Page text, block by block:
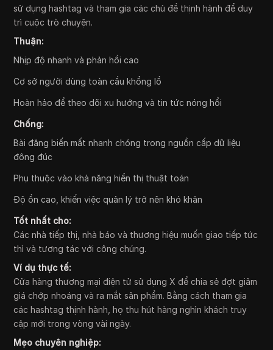
sử dụng hashtag và tham gia các chủ đề thịnh hành để duy
trì cuộc trò chuyện.
Thuận:
Nhịp độ nhanh và phản hồi cao
Cơ sở người dùng toàn cầu khổng lồ
Hoàn hảo để theo dõi xu hướng và tin tức nóng hổi
Chống:
Bài đăng biến mất nhanh chóng trong nguồn cấp dữ liệu
đông đúc
Phụ thuộc vào khả năng hiển thị thuật toán
Độ ồn cao, khiến việc quản lý trở nên khó khăn
Tốt nhất cho:
Các nhà tiếp thị, nhà báo và thương hiệu muốn giao tiếp tức
thì và tương tác với công chúng.
Ví dụ thực tế:
Cửa hàng thương mại điện tử sử dụng X để chia sẻ đợt giảm
giá chớp nhoáng và ra mắt sản phẩm. Bằng cách tham gia
các hashtag thịnh hành, họ thu hút hàng nghìn khách truy
cập mới trong vòng vài ngày.
Mẹo chuyên nghiệp: